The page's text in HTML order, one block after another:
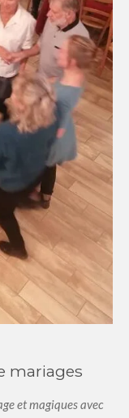
mariages
et magiques avec